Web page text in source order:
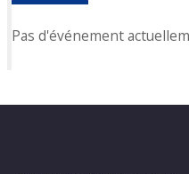
Pas d'événement